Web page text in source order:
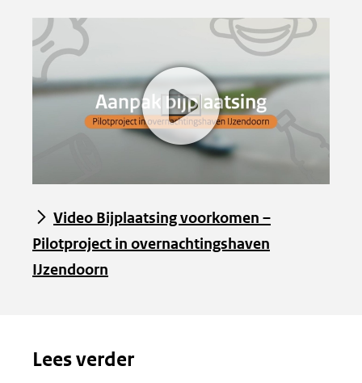
mp4
Volledige
pagina
over
Video Bijplaatsing voorkomen –
Pilotproject in overnachtingshaven
IJzendoorn
downloads
Lees verder